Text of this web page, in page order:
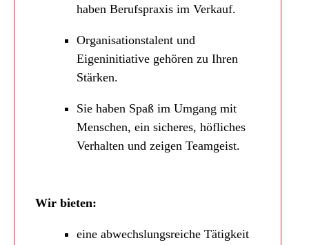
haben Berufspraxis im Verkauf.
Organisationstalent und
Eigeninitiative gehören zu Ihren
Stärken.
Sie haben Spaß im Umgang mit
Menschen, ein sicheres, höfliches
Verhalten und zeigen Teamgeist.
Wir bieten:
eine abwechslungsreiche Tätigkeit